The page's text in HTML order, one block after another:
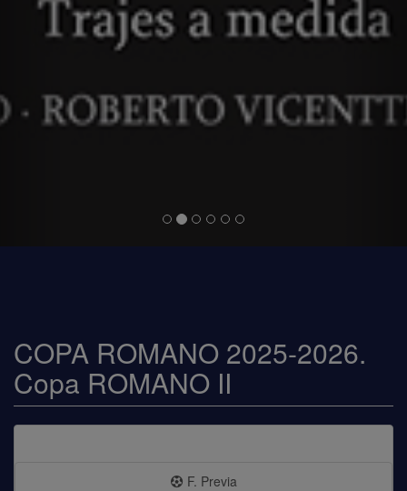
COPA ROMANO 2025-2026.
Copa ROMANO II
F. Previa